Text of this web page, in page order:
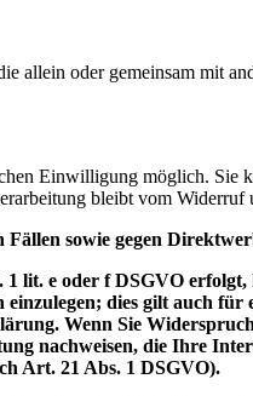
allein oder gemeinsam mit
Einwilligung möglich.
bleibt vom Widerruf
Fällen sowie gegen
e oder f DSGVO
dies gilt auch
Wenn Sie
nachweisen, die Ihre
Art. 21 Abs. 1 DSGVO).